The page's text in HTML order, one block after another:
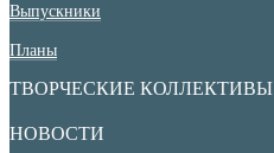
Выпускники
Планы
ТВОРЧЕСКИЕ КОЛЛЕКТИВЫ
НОВОСТИ